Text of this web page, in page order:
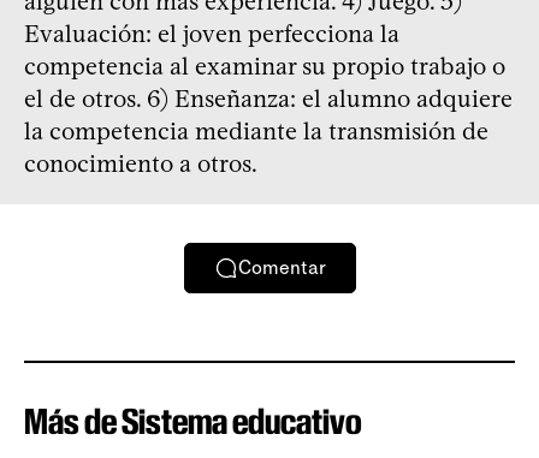
Evaluación: el joven perfecciona la
competencia al examinar su propio trabajo o
el de otros. 6) Enseñanza: el alumno adquiere
la competencia mediante la transmisión de
conocimiento a otros.
Comentar
Más de Sistema educativo